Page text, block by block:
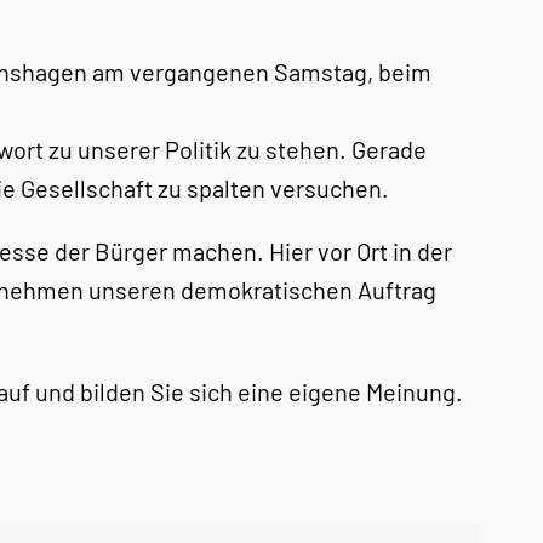
am vergangenen Samstag, beim
zu unserer Politik zu stehen. Gerade
Gesellschaft zu spalten versuchen.
der Bürger machen. Hier vor Ort in der
unseren demokratischen Auftrag
und bilden Sie sich eine eigene Meinung.